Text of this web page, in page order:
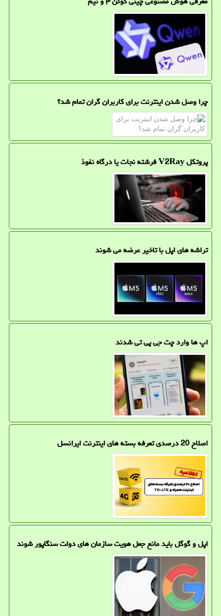
چرا وصل شدن اینترنت برای کاربران گران تمام شد؟
پروتکل V2Ray فرشته نجات یا درگاه نفوذ
تراشه های اپل با تاخیر عرضه می شوند
اپ ها وارد چت جی پی تی شدند
اصلاح 20 درصدی تعرفه بسته های اینترنت ایرانسل
اپل و گوگل باید مانع جعل هویت سازمان های دولت سنگاپور شوند